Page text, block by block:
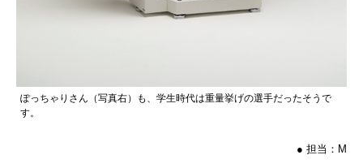
ぽっちゃりさん（写真右）も、学生時代は重量挙げの選手だったそうで
す。
● 担当：M